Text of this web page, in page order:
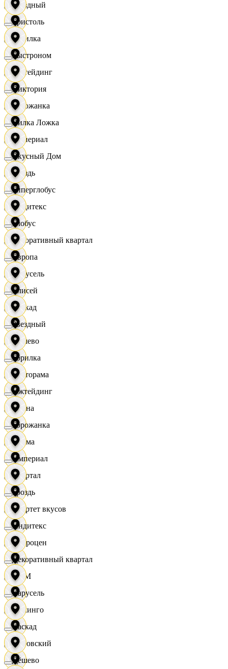
Звездный
Горилка
Ижтейдинг
Горожанка
Империал
Гроздь
Индитекс
Декоративный квартал
Карусель
Каскад
Дёшево
Касторама
Диана
Дисма
Квартал
Квартет вкусов
Доброцен
ДОМ
Доминго
Кировский
Бристоль
Быстроном
Виктория
Вилка Ложка
Вкусный Дом
Гиперглобус
Глобус
Европа
Елисей
Звездный
Горилка
Ижтейдинг
Горожанка
Империал
Гроздь
Индитекс
Декоративный квартал
Карусель
Каскад
Дёшево